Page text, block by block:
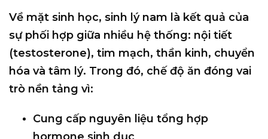
Về mặt sinh học, sinh lý nam là kết quả của
sự phối hợp giữa nhiều hệ thống: nội tiết
(testosterone), tim mạch, thần kinh, chuyển
hóa và tâm lý. Trong đó, chế độ ăn đóng vai
trò nền tảng vì:
Cung cấp nguyên liệu tổng hợp